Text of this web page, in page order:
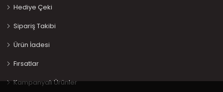
Hediye Çeki
Sipariş Takibi
Ürün İadesi
Fırsatlar
Kampanyalı Ürünler